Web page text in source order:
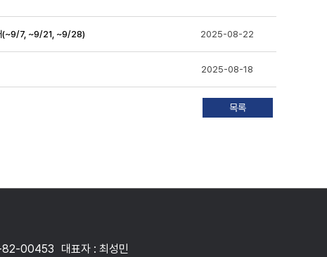
내(~9/7, ~9/21, ~9/28) 2025-08-22
2025-08-18
82-00453 대표자 : 최성민